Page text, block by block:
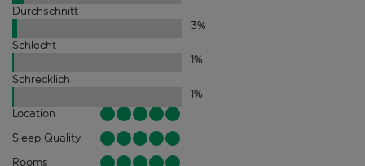
Durchschnitt
3%
Schlecht
1%
Schrecklich
1%
Location
Sleep Quality
Rooms